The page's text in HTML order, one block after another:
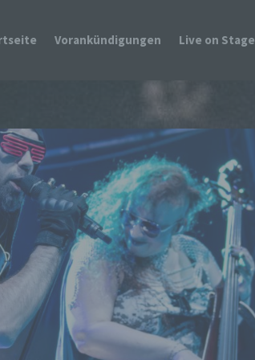
Vorankündigungen Live on Stage